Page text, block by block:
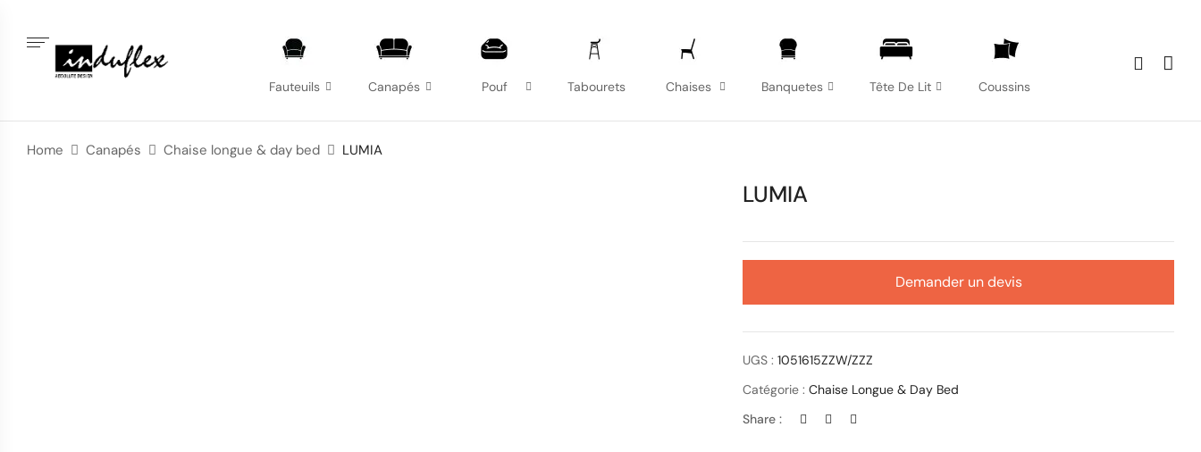
Fauteuils Canapés Pouf Tabourets Chaises Banquetes Tête De Lit Coussins
Home Canapés Chaise longue & day bed LUMIA
LUMIA
Demander un devis
UGS :1051615ZZW/ZZZ
Catégorie :Chaise Longue & Day Bed
Share :